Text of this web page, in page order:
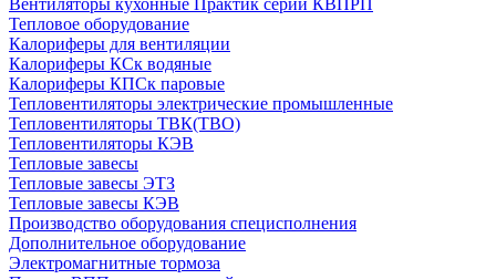
Вентиляторы кухонные Практик серии КВПРП
Тепловое оборудование
Калориферы для вентиляции
Калориферы КСк водяные
Калориферы КПСк паровые
Тепловентиляторы электрические промышленные
Тепловентиляторы ТВК(ТВО)
Тепловентиляторы КЭВ
Тепловые завесы
Тепловые завесы ЭТЗ
Тепловые завесы КЭВ
Производство оборудования специсполнения
Дополнительное оборудование
Электромагнитные тормоза